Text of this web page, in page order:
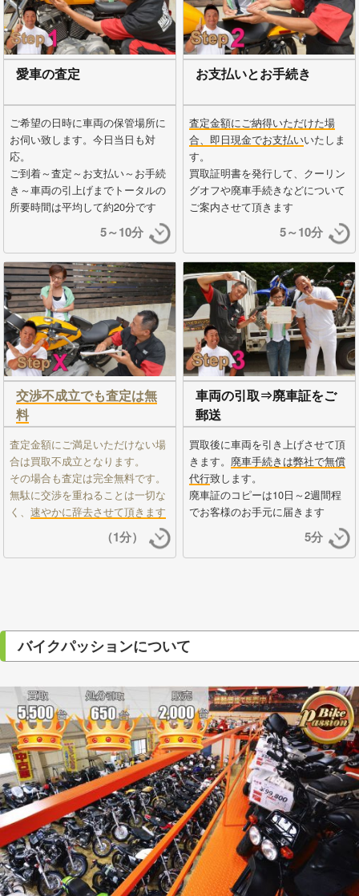
愛車の査定
ご希望の日時に車両の保管場所に
お伺い致します。今日当日も対
応。
ご到着～査定～お支払い～お手続
き～車両の引上げまでトータルの
所要時間は平均して約20分です
5～10分
お支払いとお手続き
査定金額にご納得いただけた場
合、即日現金でお支払いいたしま
す。
買取証明書を発行して、クーリン
グオフや廃車手続きなどについて
ご案内させて頂きます
5～10分
交渉不成立でも査定は無
料
査定金額にご満足いただけない場
合は買取不成立となります。
その場合も査定は完全無料です。
無駄に交渉を重ねることは一切な
く、 速やかに辞去させて頂きます
（1分）
車両の引取⇒廃車証をご
郵送
買取後に車両を引き上げさせて頂
きます。 廃車手続きは弊社で無償
代行致します。
廃車証のコピーは10日～2週間程
でお客様のお手元に届きます
5分
バイクパッションについて